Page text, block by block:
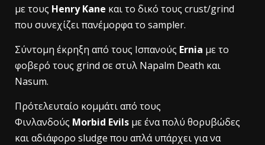
με τους Henry Kane και το δικό τους crust/grind
που συνεχίζει πανέμορφα το sampler.
Σύντομη έκρηξη από τους Ισπανούς Ernia με το
φοβερό τους grind σε στυλ Napalm Death και
Nasum.
Πρότελευταίο κομμάτι από τους
Φινλανδούς Morbid Evils με ένα πολύ θορυβώδες
και αδιάφορο sludge που απλά υπάρχει για να